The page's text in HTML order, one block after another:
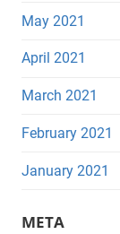
May 2021
April 2021
March 2021
February 2021
January 2021
META